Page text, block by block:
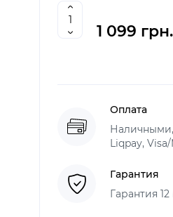
1 099 грн.
Оплата
Liqpay,
Гарантия
Гарантия